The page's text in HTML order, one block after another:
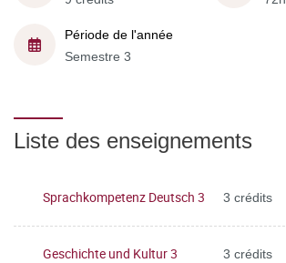
Période de l'année
Semestre 3
Liste des enseignements
Sprachkompetenz Deutsch 3 3 crédits
Geschichte und Kultur 3 3 crédits